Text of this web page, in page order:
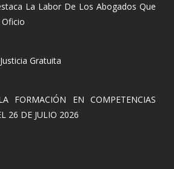
La Labor De Los Abogados Que
Gratuita
FORMACIÓN EN COMPETENCIAS
26 DE JULIO 2026